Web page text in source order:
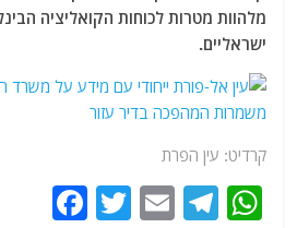
מלהוות מטרות לכוחות הקואליציה
ישראליים.
קרדיט: עין הפרת
W
T
E
T